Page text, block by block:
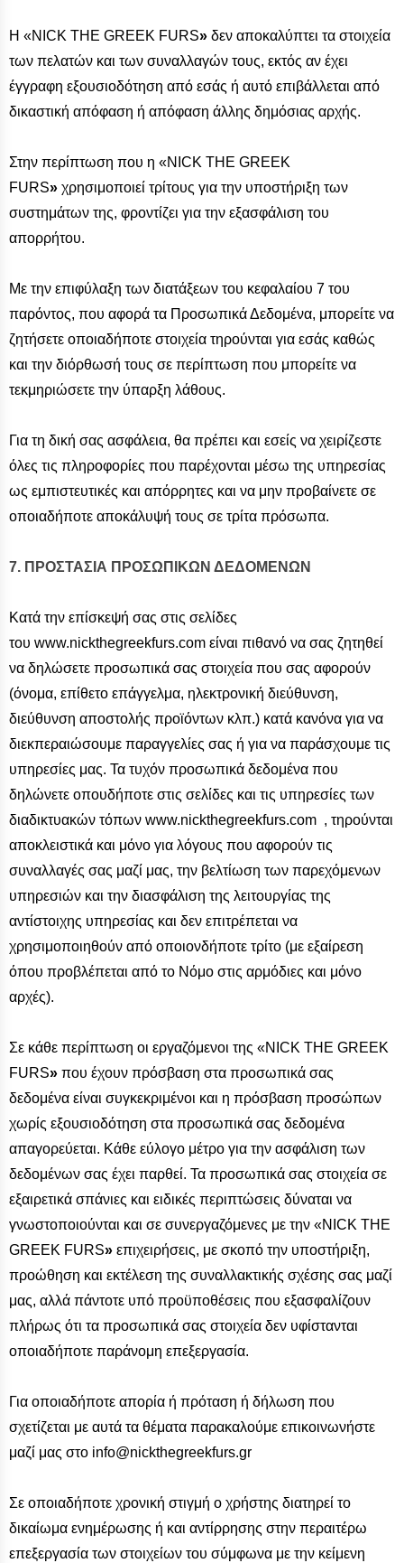
Η «ΝICK THE GREEK FURS» δεν αποκαλύπτει τα στοιχεία
των πελατών και των συναλλαγών τους, εκτός αν έχει
έγγραφη εξουσιοδότηση από εσάς ή αυτό επιβάλλεται από
δικαστική απόφαση ή απόφαση άλλης δημόσιας αρχής.
Στην περίπτωση που η «NICK THE GREEK
FURS» χρησιμοποιεί τρίτους για την υποστήριξη των
συστημάτων της, φροντίζει για την εξασφάλιση του
απορρήτου.
Με την επιφύλαξη των διατάξεων του κεφαλαίου 7 του
παρόντος, που αφορά τα Προσωπικά Δεδομένα, μπορείτε να
ζητήσετε οποιαδήποτε στοιχεία τηρούνται για εσάς καθώς
και την διόρθωσή τους σε περίπτωση που μπορείτε να
τεκμηριώσετε την ύπαρξη λάθους.
Για τη δική σας ασφάλεια, θα πρέπει και εσείς να χειρίζεστε
όλες τις πληροφορίες που παρέχονται μέσω της υπηρεσίας
ως εμπιστευτικές και απόρρητες και να μην προβαίνετε σε
οποιαδήποτε αποκάλυψή τους σε τρίτα πρόσωπα.
7. ΠΡΟΣΤΑΣΙΑ ΠΡΟΣΩΠΙΚΩΝ ΔΕΔΟΜΕΝΩΝ
Κατά την επίσκεψή σας στις σελίδες
του www.nickthegreekfurs.com είναι πιθανό να σας ζητηθεί
να δηλώσετε προσωπικά σας στοιχεία που σας αφορούν
(όνομα, επίθετο επάγγελμα, ηλεκτρονική διεύθυνση,
διεύθυνση αποστολής προϊόντων κλπ.) κατά κανόνα για να
διεκπεραιώσουμε παραγγελίες σας ή για να παράσχουμε τις
υπηρεσίες μας. Τα τυχόν προσωπικά δεδομένα που
δηλώνετε οπουδήποτε στις σελίδες και τις υπηρεσίες των
διαδικτυακών τόπων www.nickthegreekfurs.com , τηρούνται
αποκλειστικά και μόνο για λόγους που αφορούν τις
συναλλαγές σας μαζί μας, την βελτίωση των παρεχόμενων
υπηρεσιών και την διασφάλιση της λειτουργίας της
αντίστοιχης υπηρεσίας και δεν επιτρέπεται να
χρησιμοποιηθούν από οποιονδήποτε τρίτο (με εξαίρεση
όπου προβλέπεται από το Νόμο στις αρμόδιες και μόνο
αρχές).
Σε κάθε περίπτωση οι εργαζόμενοι της «NICK THE GREEK
FURS» που έχουν πρόσβαση στα προσωπικά σας
δεδομένα είναι συγκεκριμένοι και η πρόσβαση προσώπων
χωρίς εξουσιοδότηση στα προσωπικά σας δεδομένα
απαγορεύεται. Κάθε εύλογο μέτρο για την ασφάλιση των
δεδομένων σας έχει παρθεί. Τα προσωπικά σας στοιχεία σε
εξαιρετικά σπάνιες και ειδικές περιπτώσεις δύναται να
γνωστοποιούνται και σε συνεργαζόμενες με την «NICK THE
GREEK FURS» επιχειρήσεις, με σκοπό την υποστήριξη,
προώθηση και εκτέλεση της συναλλακτικής σχέσης σας μαζί
μας, αλλά πάντοτε υπό προϋποθέσεις που εξασφαλίζουν
πλήρως ότι τα προσωπικά σας στοιχεία δεν υφίστανται
οποιαδήποτε παράνομη επεξεργασία.
Για οποιαδήποτε απορία ή πρόταση ή δήλωση που
σχετίζεται με αυτά τα θέματα παρακαλούμε επικοινωνήστε
μαζί μας στο info@nickthegreekfurs.gr
Σε οποιαδήποτε χρονική στιγμή ο χρήστης διατηρεί το
δικαίωμα ενημέρωσης ή και αντίρρησης στην περαιτέρω
επεξεργασία των στοιχείων του σύμφωνα με την κείμενη